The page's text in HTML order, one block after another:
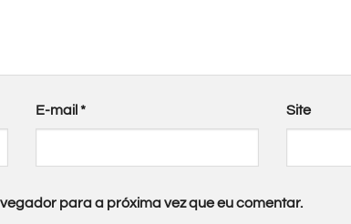
E-mail * Site
para a próxima vez que eu comentar.